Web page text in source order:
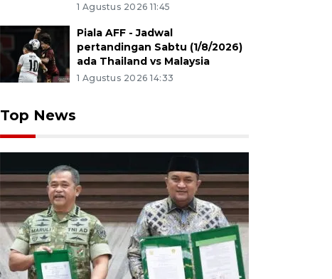
1 Agustus 2026 11:45
Piala AFF - Jadwal
pertandingan Sabtu (1/8/2026)
ada Thailand vs Malaysia
1 Agustus 2026 14:33
Top News